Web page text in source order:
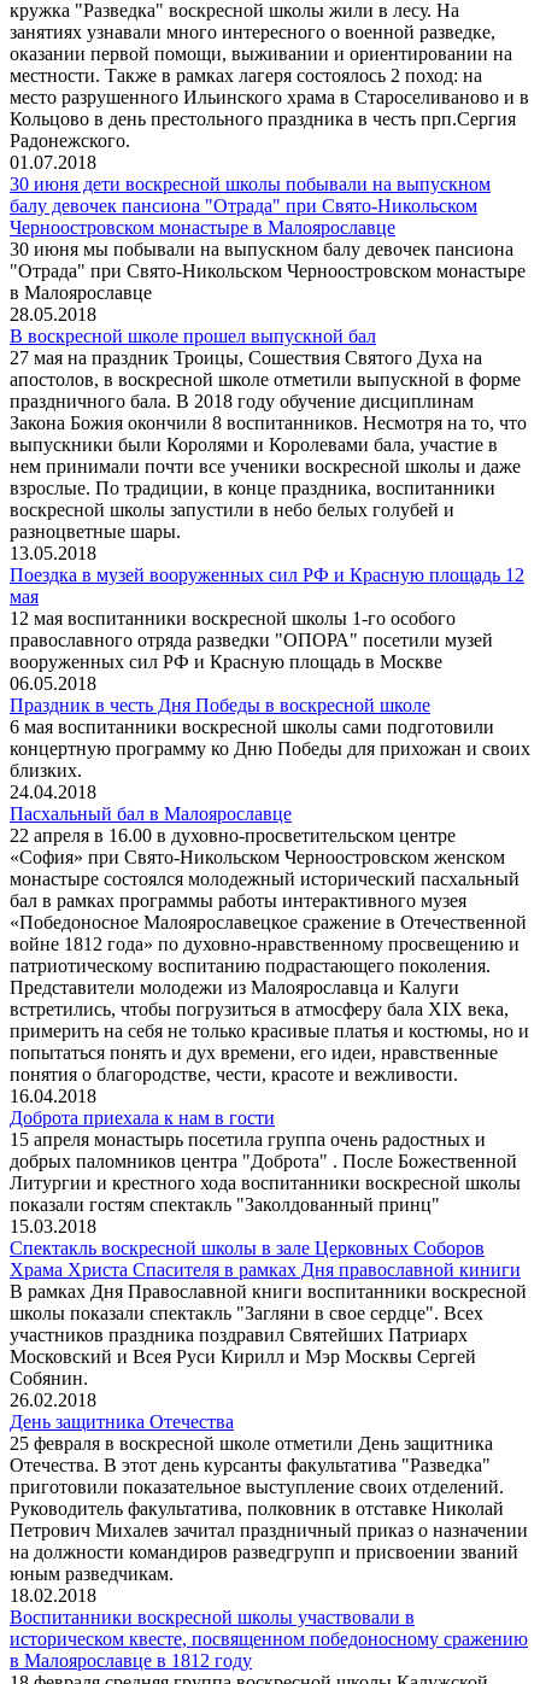
кружка "Разведка" воскресной школы жили в лесу. На
занятиях узнавали много интересного о военной разведке,
оказании первой помощи, выживании и ориентировании на
местности. Также в рамках лагеря состоялось 2 поход: на
место разрушенного Ильинского храма в Староселиваново и в
Кольцово в день престольного праздника в честь прп.Сергия
Радонежского.
01.07.2018
30 июня дети воскресной школы побывали на выпускном
балу девочек пансиона "Отрада" при Свято-Никольском
Черноостровском монастыре в Малоярославце
30 июня мы побывали на выпускном балу девочек пансиона
"Отрада" при Свято-Никольском Черноостровском монастыре
в Малоярославце
28.05.2018
В воскресной школе прошел выпускной бал
27 мая на праздник Троицы, Сошествия Святого Духа на
апостолов, в воскресной школе отметили выпускной в форме
праздничного бала. В 2018 году обучение дисциплинам
Закона Божия окончили 8 воспитанников. Несмотря на то, что
выпускники были Королями и Королевами бала, участие в
нем принимали почти все ученики воскресной школы и даже
взрослые. По традиции, в конце праздника, воспитанники
воскресной школы запустили в небо белых голубей и
разноцветные шары.
13.05.2018
Поездка в музей вооруженных сил РФ и Красную площадь 12
мая
12 мая воспитанники воскресной школы 1-го особого
православного отряда разведки "ОПОРА" посетили музей
вооруженных сил РФ и Красную площадь в Москве
06.05.2018
Праздник в честь Дня Победы в воскресной школе
6 мая воспитанники воскресной школы сами подготовили
концертную программу ко Дню Победы для прихожан и своих
близких.
24.04.2018
Пасхальный бал в Малоярославце
22 апреля в 16.00 в духовно-просветительском центре
«София» при Свято-Никольском Черноостровском женском
монастыре состоялся молодежный исторический пасхальный
бал в рамках программы работы интерактивного музея
«Победоносное Малоярославецкое сражение в Отечественной
войне 1812 года» по духовно-нравственному просвещению и
патриотическому воспитанию подрастающего поколения.
Представители молодежи из Малоярославца и Калуги
встретились, чтобы погрузиться в атмосферу бала XIX века,
примерить на себя не только красивые платья и костюмы, но и
попытаться понять и дух времени, его идеи, нравственные
понятия о благородстве, чести, красоте и вежливости.
16.04.2018
Доброта приехала к нам в гости
15 апреля монастырь посетила группа очень радостных и
добрых паломников центра "Доброта" . После Божественной
Литургии и крестного хода воспитанники воскресной школы
показали гостям спектакль "Заколдованный принц"
15.03.2018
Спектакль воскресной школы в зале Церковных Соборов
Храма Христа Спасителя в рамках Дня православной киниги
В рамках Дня Православной книги воспитанники воскресной
школы показали спектакль "Загляни в свое сердце". Всех
участников праздника поздравил Святейших Патриарх
Московский и Всея Руси Кирилл и Мэр Москвы Сергей
Собянин.
26.02.2018
День защитника Отечества
25 февраля в воскресной школе отметили День защитника
Отечества. В этот день курсанты факультатива "Разведка"
приготовили показательное выступление своих отделений.
Руководитель факультатива, полковник в отставке Николай
Петрович Михалев зачитал праздничный приказ о назначении
на должности командиров разведгрупп и присвоении званий
юным разведчикам.
18.02.2018
Воспитанники воскресной школы участвовали в
историческом квесте, посвященном победоносному сражению
в Малоярославце в 1812 году